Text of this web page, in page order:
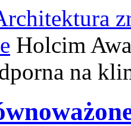
Holcim
na